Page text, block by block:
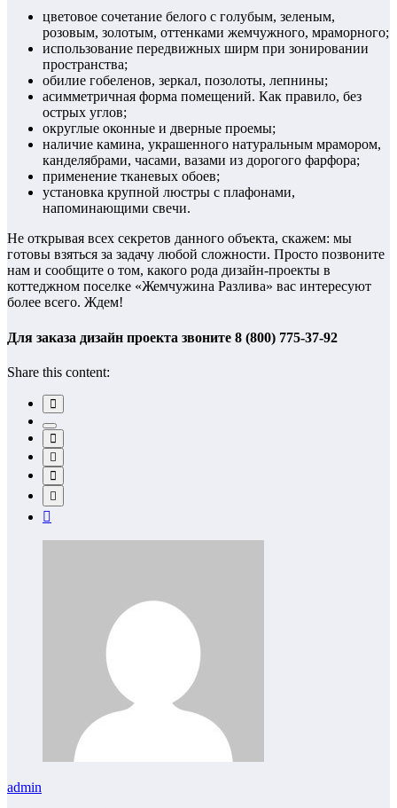
цветовое сочетание белого с голубым, зеленым,
розовым, золотым, оттенками жемчужного, мраморного;
использование передвижных ширм при зонировании
пространства;
обилие гобеленов, зеркал, позолоты, лепнины;
асимметричная форма помещений. Как правило, без
острых углов;
округлые оконные и дверные проемы;
наличие камина, украшенного натуральным мрамором,
канделябрами, часами, вазами из дорогого фарфора;
применение тканевых обоев;
установка крупной люстры с плафонами,
напоминающими свечи.
Не открывая всех секретов данного объекта, скажем: мы
готовы взяться за задачу любой сложности. Просто позвоните
нам и сообщите о том, какого рода дизайн-проекты в
коттеджном поселке «Жемчужина Разлива» вас интересуют
более всего. Ждем!
Для заказа дизайн проекта звоните 8 (800) 775-37-92
Share this content:
admin